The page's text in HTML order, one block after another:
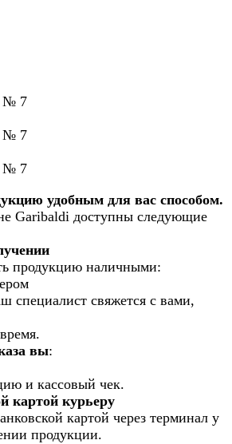
№ 7
№ 7
№ 7
удобным для вас способом.
Garibaldi доступны следующие
продукцию наличными:
специалист свяжется с вами,
вы:
и кассовый чек.
картой курьеру
картой через терминал у
продукции.